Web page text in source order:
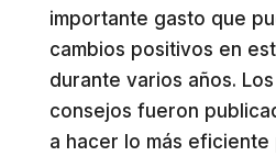
importante gasto que
cambios positivos en
durante varios años.
consejos fueron
a hacer lo más